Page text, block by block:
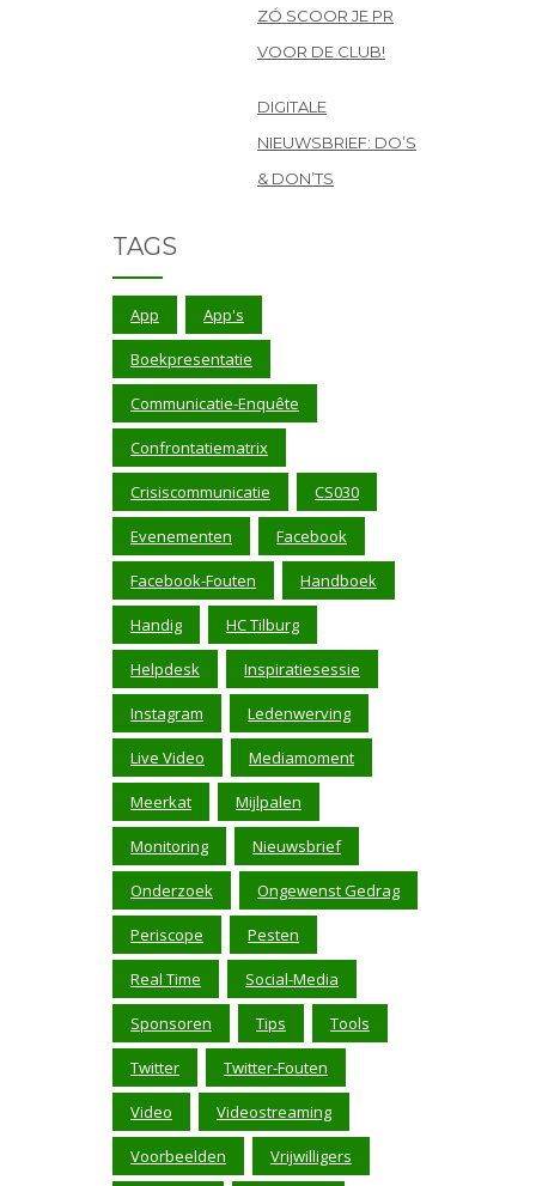
ZÓ SCOOR JE PR
VOOR DE CLUB!
DIGITALE
NIEUWSBRIEF: DO’S
& DON’TS
TAGS
App App's
Boekpresentatie
Communicatie-Enquête
Confrontatiematrix
Crisiscommunicatie CS030
Evenementen Facebook
Facebook-Fouten Handboek
Handig HC Tilburg
Helpdesk Inspiratiesessie
Instagram Ledenwerving
Live Video Mediamoment
Meerkat Mijlpalen
Monitoring Nieuwsbrief
Onderzoek Ongewenst Gedrag
Periscope Pesten
Real Time Social-Media
Sponsoren Tips Tools
Twitter Twitter-Fouten
Video Videostreaming
Voorbeelden Vrijwilligers